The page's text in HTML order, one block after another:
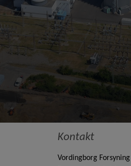
Kontakt
Vordingborg